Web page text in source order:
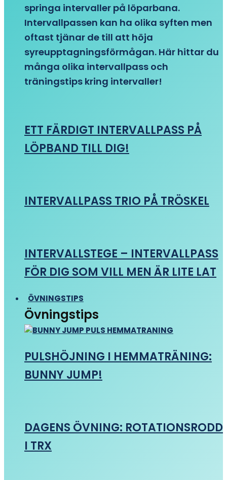
springa intervaller på löparbana.
Intervallpassen kan ha olika syften men
oftast tjänar de till att höja
syreupptagningsförmågan. Här hittar du
många olika intervallpass och
träningstips kring intervaller!
ETT FÄRDIGT INTERVALLPASS PÅ
LÖPBAND TILL DIG!
INTERVALLPASS TRIO PÅ TRÖSKEL
INTERVALLSTEGE – INTERVALLPASS
FÖR DIG SOM VILL MEN ÄR LITE LAT
ÖVNINGSTIPS
Övningstips
PULSHÖJNING I HEMMATRÄNING:
BUNNY JUMP!
DAGENS ÖVNING: ROTATIONSRODD
I TRX